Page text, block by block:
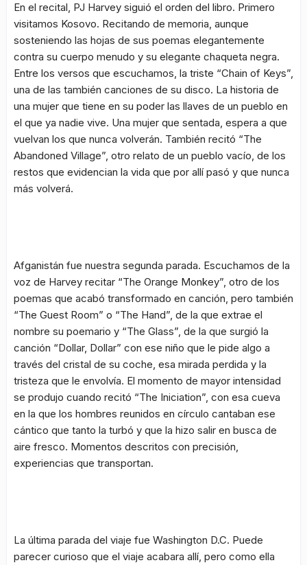
En el recital, PJ Harvey siguió el orden del libro. Primero
visitamos Kosovo. Recitando de memoria, aunque
sosteniendo las hojas de sus poemas elegantemente
contra su cuerpo menudo y su elegante chaqueta negra.
Entre los versos que escuchamos, la triste “Chain of Keys”,
una de las también canciones de su disco. La historia de
una mujer que tiene en su poder las llaves de un pueblo en
el que ya nadie vive. Una mujer que sentada, espera a que
vuelvan los que nunca volverán. También recitó “The
Abandoned Village”, otro relato de un pueblo vacío, de los
restos que evidencian la vida que por allí pasó y que nunca
más volverá.
Afganistán fue nuestra segunda parada. Escuchamos de la
voz de Harvey recitar “The Orange Monkey”, otro de los
poemas que acabó transformado en canción, pero también
“The Guest Room” o “The Hand”, de la que extrae el
nombre su poemario y “The Glass”, de la que surgió la
canción “Dollar, Dollar” con ese niño que le pide algo a
través del cristal de su coche, esa mirada perdida y la
tristeza que le envolvía. El momento de mayor intensidad
se produjo cuando recitó “The Iniciation”, con esa cueva
en la que los hombres reunidos en círculo cantaban ese
cántico que tanto la turbó y que la hizo salir en busca de
aire fresco. Momentos descritos con precisión,
experiencias que transportan.
La última parada del viaje fue Washington D.C. Puede
parecer curioso que el viaje acabara allí, pero como ella